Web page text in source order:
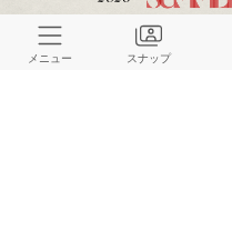
メニュー スナップ